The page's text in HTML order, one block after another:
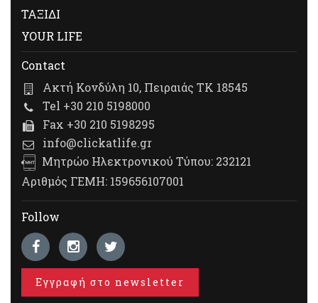
ΤΑΞΙΔΙ
YOUR LIFE
Contact
Ακτή Κονδύλη 10, Πειραιάς ΤΚ 18545
Tel +30 210 5198000
Fax +30 210 5198295
info@clickatlife.gr
Μητρώο Ηλεκτρονικού Τύπου: 232121
Αριθμός ΓΕΜΗ: 159656107001
Follow
Εγγραφή στο newsletter